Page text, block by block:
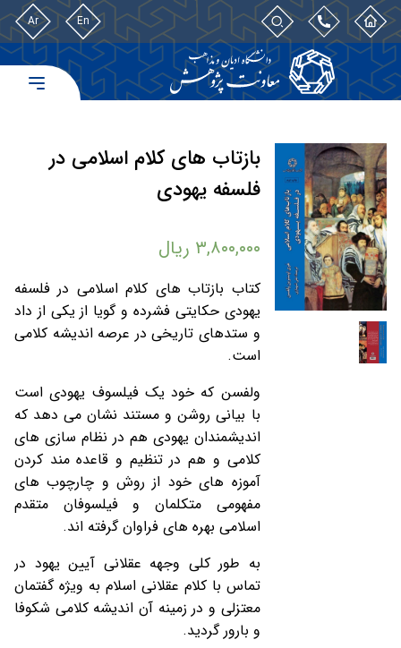
En
Ar
بازتاب های کلام اسلامی در
فلسفه یهودی
۳,۸۰۰,۰۰۰ ریال
کتاب بازتاب های کلام اسلامی در فلسفه
یهودی حکایتی فشرده و گویا از یکی از داد
و ستدهای تاریخی در عرصه اندیشه کلامی
است.
ولفسن که خود یک فیلسوف یهودی است
با بیانی روشن و مستند نشان می دهد که
اندیشمندان یهودی هم در نظام سازی های
کلامی و هم در تنظیم و قاعده مند کردن
آموزه های خود از روش و چارچوب های
مفهومی متکلمان و فیلسوفان متقدم
اسلامی بهره های فراوان گرفته اند.
به طور کلی وجهه عقلانی آیین یهود در
تماس با کلام عقلانی اسلام به ویژه گفتمان
معتزلی و در زمینه آن اندیشه کلامی شکوفا
و بارور گردید.